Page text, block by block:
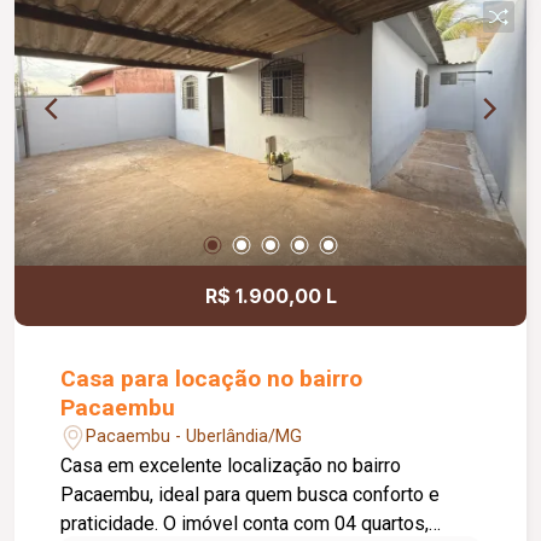
R$ 1.900,00 L
Casa para locação no bairro
Pacaembu
Pacaembu - Uberlândia/MG
Casa em excelente localização no bairro
Pacaembu, ideal para quem busca conforto e
praticidade. O imóvel conta com 04 quartos,